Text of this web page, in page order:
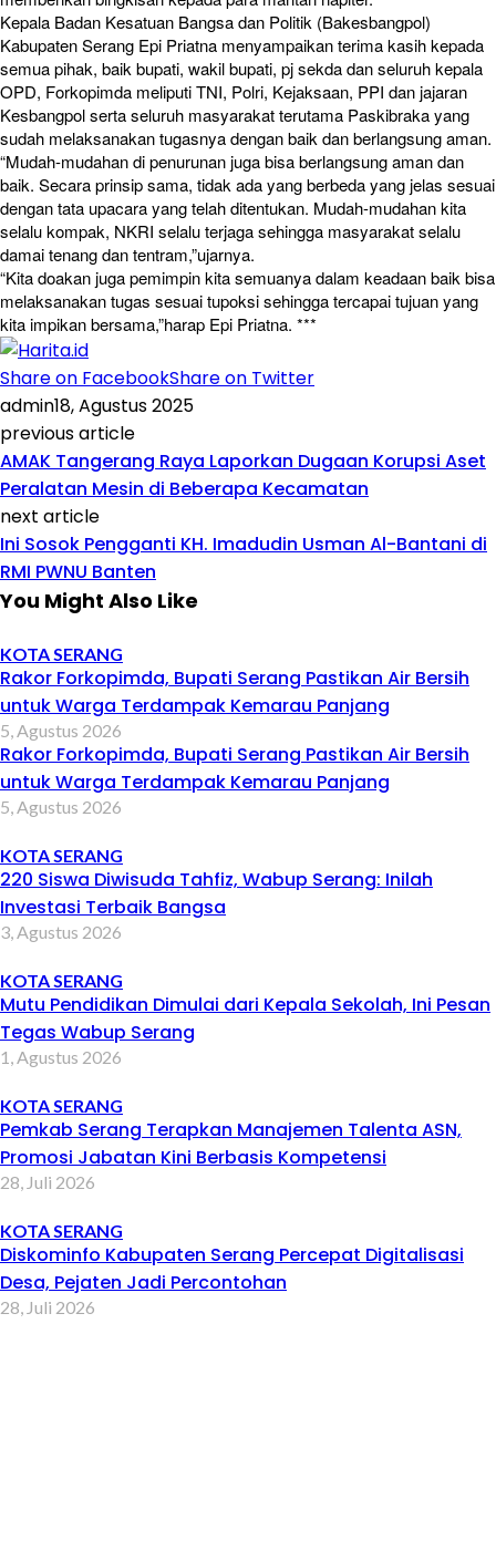
Kepala Badan Kesatuan Bangsa dan Politik (Bakesbangpol)
Kabupaten Serang Epi Priatna menyampaikan terima kasih kepada
semua pihak, baik bupati, wakil bupati, pj sekda dan seluruh kepala
OPD, Forkopimda meliputi TNI, Polri, Kejaksaan, PPI dan jajaran
Kesbangpol serta seluruh masyarakat terutama Paskibraka yang
sudah melaksanakan tugasnya dengan baik dan berlangsung aman.
“Mudah-mudahan di penurunan juga bisa berlangsung aman dan
baik. Secara prinsip sama, tidak ada yang berbeda yang jelas sesuai
dengan tata upacara yang telah ditentukan. Mudah-mudahan kita
selalu kompak, NKRI selalu terjaga sehingga masyarakat selalu
damai tenang dan tentram,”ujarnya.
“Kita doakan juga pemimpin kita semuanya dalam keadaan baik bisa
melaksanakan tugas sesuai tupoksi sehingga tercapai tujuan yang
kita impikan bersama,”harap Epi Priatna. ***
Share on FacebookShare on Twitter
admin18, Agustus 2025
previous article
AMAK Tangerang Raya Laporkan Dugaan Korupsi Aset
Peralatan Mesin di Beberapa Kecamatan
next article
Ini Sosok Pengganti KH. Imadudin Usman Al-Bantani di
RMI PWNU Banten
You Might Also Like
KOTA SERANG
Rakor Forkopimda, Bupati Serang Pastikan Air Bersih
untuk Warga Terdampak Kemarau Panjang
5, Agustus 2026
Rakor Forkopimda, Bupati Serang Pastikan Air Bersih
untuk Warga Terdampak Kemarau Panjang
5, Agustus 2026
KOTA SERANG
220 Siswa Diwisuda Tahfiz, Wabup Serang: Inilah
Investasi Terbaik Bangsa
3, Agustus 2026
KOTA SERANG
Mutu Pendidikan Dimulai dari Kepala Sekolah, Ini Pesan
Tegas Wabup Serang
1, Agustus 2026
KOTA SERANG
Pemkab Serang Terapkan Manajemen Talenta ASN,
Promosi Jabatan Kini Berbasis Kompetensi
28, Juli 2026
KOTA SERANG
Diskominfo Kabupaten Serang Percepat Digitalisasi
Desa, Pejaten Jadi Percontohan
28, Juli 2026